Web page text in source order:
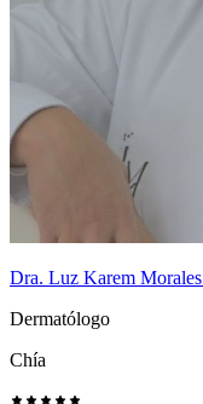
Dra. Luz Karem
Dermatólogo
Chía